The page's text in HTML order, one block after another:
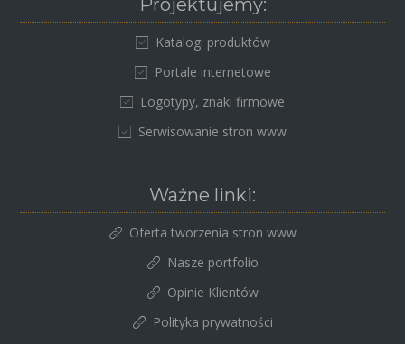
Projektujemy:
Katalogi produktów
Portale internetowe
Logotypy, znaki firmowe
Serwisowanie stron www
Ważne linki:
Oferta tworzenia stron www
Nasze portfolio
Opinie Klientów
Polityka prywatności